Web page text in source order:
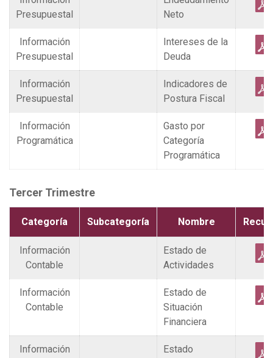
Presupuestal
Neto
Información
Presupuestal
Intereses de la
Deuda
Información
Presupuestal
Indicadores de
Postura Fiscal
Información
Programática
Gasto por
Categoría
Programática
Tercer Trimestre
Categoría Subcategoría Nombre
Información
Contable
Estado de
Actividades
Información
Contable
Estado de
Situación
Financiera
Información
Estado